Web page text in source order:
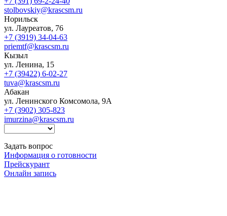
stolbovskiy@krascsm.ru
Норильск
ул. Лауреатов, 76
+7 (3919) 34-04-63
priemtf@krascsm.ru
Кызыл
ул. Ленина, 15
+7 (39422) 6-02-27
tuva@krascsm.ru
Абакан
ул. Ленинского Комсомола, 9А
+7 (3902) 305-823
imurzina@krascsm.ru
Задать вопрос
Информация о готовности
Прейскурант
Онлайн запись